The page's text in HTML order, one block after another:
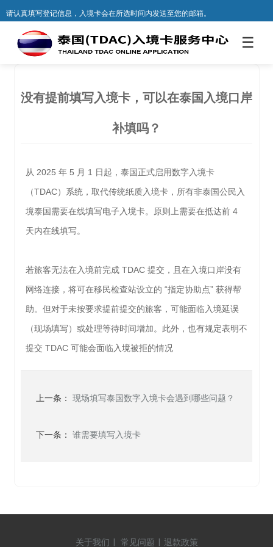
请认真填写登记信息，入境卡会在所选时间内发送至您的邮箱。
☰
没有提前填写入境卡，可以在泰国入境口岸
补填吗？
从 2025 年 5 月 1 日起，泰国正式启用数字入境卡
（TDAC）系统，取代传统纸质入境卡，所有非泰国公民入
境泰国需要在线填写电子入境卡。原则上需要在抵达前 4
天内在线填写。
若旅客无法在入境前完成 TDAC 提交，且在入境口岸没有
网络连接，将可在移民检查站设立的 “指定协助点” 获得帮
助。但对于未按要求提前提交的旅客，可能面临入境延误
（现场填写）或处理等待时间增加。此外，也有规定表明不
提交 TDAC 可能会面临入境被拒的情况
上一条： 现场填写泰国数字入境卡会遇到哪些问题？
下一条： 谁需要填写入境卡
关于我们 常见问题 退款政策